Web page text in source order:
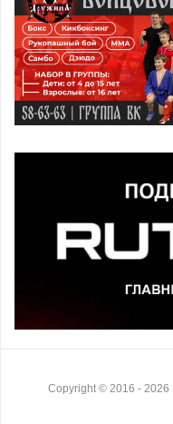
Copyright © 2016 - 2026